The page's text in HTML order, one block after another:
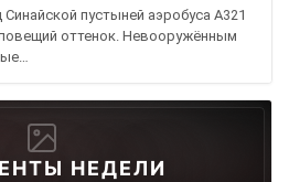
пустыней аэробуса А321
оттенок. Невооружённым
НЕДЕЛИ